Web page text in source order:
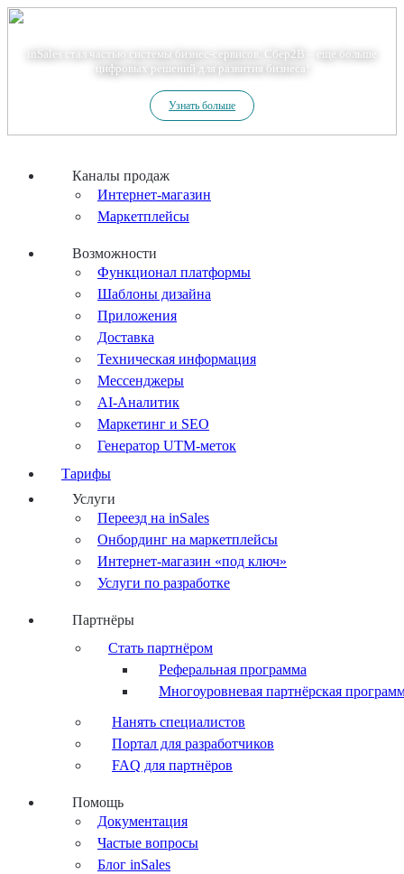
inSales стал частью системы бизнес-сервисов. Сбер2В – еще больше
цифровых решений для развития бизнеса!
Узнать больше
Каналы продаж
Интернет-магазин
Маркетплейсы
Возможности
Функционал платформы
Шаблоны дизайна
Приложения
Доставка
Техническая информация
Мессенджеры
AI-Аналитик
Маркетинг и SEO
Генератор UTM-меток
Тарифы
Услуги
Переезд на inSales
Онбординг на маркетплейсы
Интернет-магазин «под ключ»
Услуги по разработке
Партнёры
Стать партнёром
Реферальная программа
Многоуровневая партнёрская
Нанять специалистов
Портал для разработчиков
FAQ для партнёров
Помощь
Документация
Частые вопросы
Блог inSales